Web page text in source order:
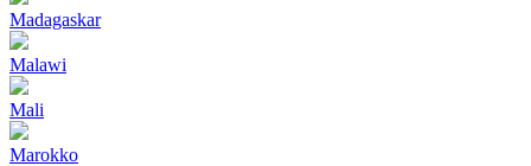
Madagaskar
Malawi
Mali
Marokko